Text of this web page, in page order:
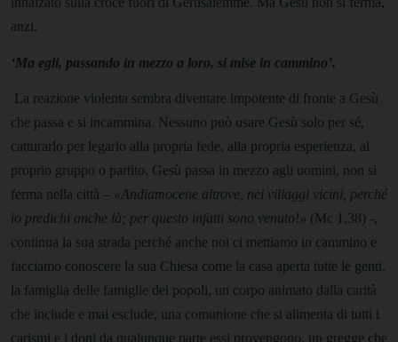
anzi.
‘Ma egli, passando in mezzo a loro, si mise in cammino’.
La reazione violenta sembra diventare impotente di fronte a Gesù
che passa e si incammina. Nessuno può usare Gesù solo per sé,
catturarlo per legarlo alla propria fede, alla propria esperienza, al
proprio gruppo o partito. Gesù passa in mezzo agli uomini, non si
ferma nella città – «Andiamocene altrove, nei villaggi vicini, perché
io predichi anche là; per questo infatti sono venuto!» (Mc 1,38) -,
continua la sua strada perché anche noi ci mettiamo in cammino e
facciamo conoscere la sua Chiesa come la casa aperta tutte le genti,
la famiglia delle famiglie dei popoli, un corpo animato dalla carità
che include e mai esclude, una comunione che si alimenta di tutti i
carismi e i doni da qualunque parte essi provengono, un gregge che